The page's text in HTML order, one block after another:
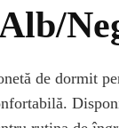
de dormit